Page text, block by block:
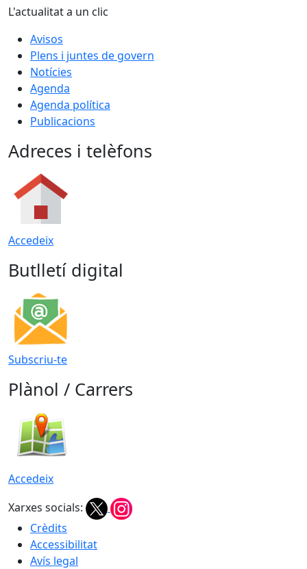
L'actualitat a un clic
Avisos
Plens i juntes de govern
Notícies
Agenda
Agenda política
Publicacions
Adreces i telèfons
Accedeix
Butlletí digital
Subscriu-te
Plànol / Carrers
Accedeix
Xarxes socials:
Crèdits
Accessibilitat
Avís legal